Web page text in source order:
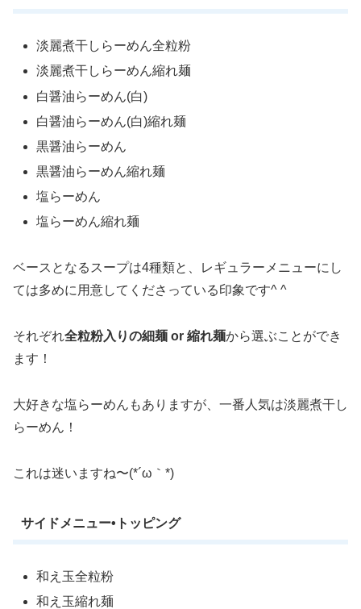
淡麗煮干しらーめん全粒粉
淡麗煮干しらーめん縮れ麺
白醤油らーめん(白)
白醤油らーめん(白)縮れ麺
黒醤油らーめん
黒醤油らーめん縮れ麺
塩らーめん
塩らーめん縮れ麺
ベースとなるスープは4種類と、レギュラーメニューにし
ては多めに用意してくださっている印象です^ ^
それぞれ全粒粉入りの細麺 or 縮れ麺から選ぶことができ
ます！
大好きな塩らーめんもありますが、一番人気は淡麗煮干し
らーめん！
これは迷いますね〜(*´ω｀*)
サイドメニュー•トッピング
和え玉全粒粉
和え玉縮れ麺